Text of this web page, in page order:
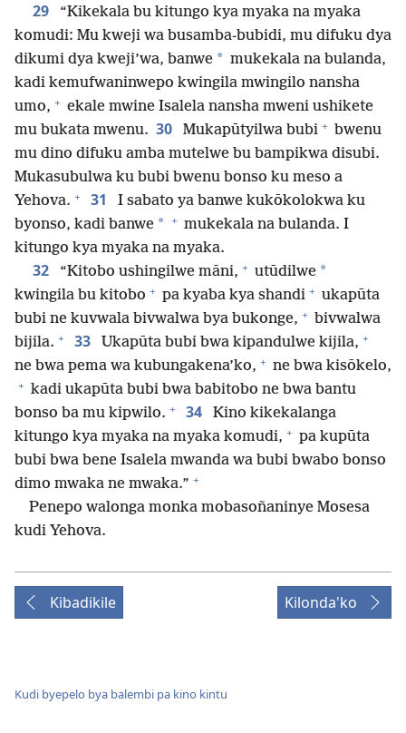
29
“Kikekala bu kitungo kya myaka na myaka
komudi: Mu kweji wa busamba-bubidi, mu difuku dya
dikumi dya kweji’wa, banwe * mukekala na bulanda,
kadi kemufwaninwepo kwingila mwingilo nansha
umo, + ekale mwine Isalela nansha mweni ushikete
mu bukata mwenu. 30 Mukapūtyilwa bubi + bwenu
mu dino difuku amba mutelwe bu bampikwa disubi.
Mukasubulwa ku bubi bwenu bonso ku meso a
Yehova. + 31
I sabato ya banwe kukōkolokwa ku
byonso, kadi banwe * + mukekala na bulanda. I
kitungo kya myaka na myaka.
32 “Kitobo ushingilwe māni, + utūdilwe *
kwingila bu kitobo + pa kyaba kya shandi + ukapūta
bubi ne kuvwala bivwalwa bya bukonge, + bivwalwa
bijila. + 33 Ukapūta bubi bwa kipandulwe kijila, +
ne bwa pema wa kubungakena’ko, + ne bwa kisōkelo,
+ kadi ukapūta bubi bwa babitobo ne bwa bantu
bonso ba mu kipwilo. + 34
Kino kikekalanga
kitungo kya myaka na myaka komudi, + pa kupūta
bubi bwa bene Isalela mwanda wa bubi bwabo bonso
dimo mwaka ne mwaka.” +
Penepo walonga monka mobasoñaninye Mosesa
kudi Yehova.
Kibadikile Kilonda'ko
Kudi byepelo bya balembi pa kino kintu